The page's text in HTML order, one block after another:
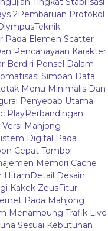
2Pembaruan Protokol
Teknik
Pada Elemen Scatter
Pencahayaan Karakter
Berdiri Ponsel Dalam
Simpan Data
Menu Minimalis Dan
Penyebab Utama
PlayPerbandingan
Mahjong
Digital Pada
Cepat Tombol
Memori Cache
HitamDetail Desain
Kakek ZeusFitur
Pada Mahjong
Menampung Trafik Live
Sesuai Kebutuhan